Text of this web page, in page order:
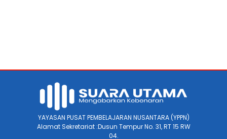
YAYASAN PUSAT PEMBELAJARAN NUSANTARA (YPPN)
Alamat Sekretariat :Dusun Tempur No. 31, RT 15 RW
04.